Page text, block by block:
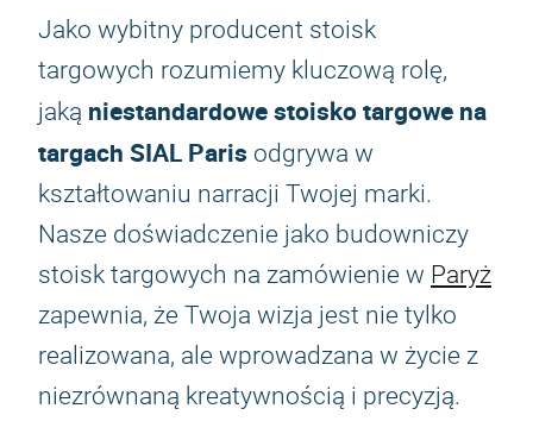
Jako wybitny producent stoisk
targowych rozumiemy kluczową rolę,
jaką niestandardowe stoisko targowe na
targach SIAL Paris odgrywa w
kształtowaniu narracji Twojej marki.
Nasze doświadczenie jako budowniczy
stoisk targowych na zamówienie w Paryż
zapewnia, że Twoja wizja jest nie tylko
realizowana, ale wprowadzana w życie z
niezrównaną kreatywnością i precyzją.